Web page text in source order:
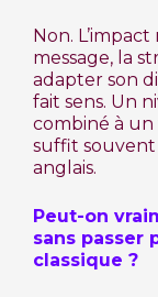
Non.
message, la
adapter son
fait sens. Un
combiné à un
suffit souvent
anglais.
Peut-on
sans passer
classique ?